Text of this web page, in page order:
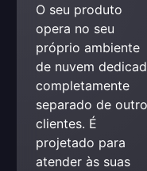
O seu produto
opera no seu
próprio ambiente
de nuvem
completamente
separado de
clientes. É
projetado para
atender às suas